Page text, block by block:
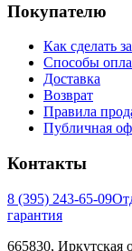
Покупателю
Как сделать
Способы
Доставка
Возврат
Правила
Публичная
Контакты
8 (395) 243-65-09
гарантия
665830, Иркутская